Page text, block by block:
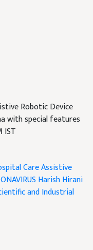
Robotic Device
with special features
IST
Care Assistive
Harish Hirani
and Industrial